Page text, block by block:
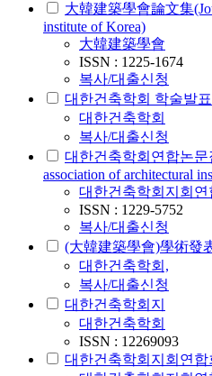
大韓建築學會論文集
institute of Korea)
大韓建築學會
ISSN : 1225-1674
복사/대출신청
대한건축학회 학술발
대한건축학회
복사/대출신청
대한건축학회연합논문
association of architectural
대한건축학회지회연
ISSN : 1229-5752
복사/대출신청
(大韓建築學會)學術發
대한건축학회,
복사/대출신청
대한건축학회지
대한건축학회
ISSN : 12269093
대한건축학회지회연